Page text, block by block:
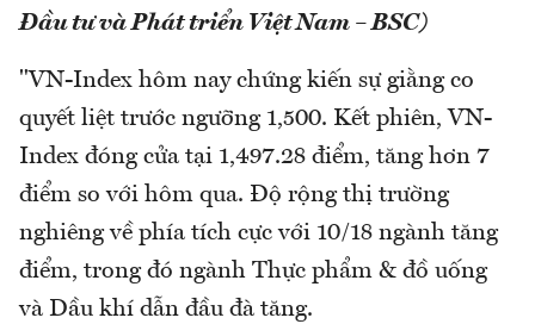
Đầu tư và Phát triển Việt Nam – BSC)
"VN-Index hôm nay chứng kiến sự giằng co
quyết liệt trước ngưỡng 1,500. Kết phiên, VN-
Index đóng cửa tại 1,497.28 điểm, tăng hơn 7
điểm so với hôm qua. Độ rộng thị trường
nghiêng về phía tích cực với 10/18 ngành tăng
điểm, trong đó ngành Thực phẩm & đồ uống
và Dầu khí dẫn đầu đà tăng.